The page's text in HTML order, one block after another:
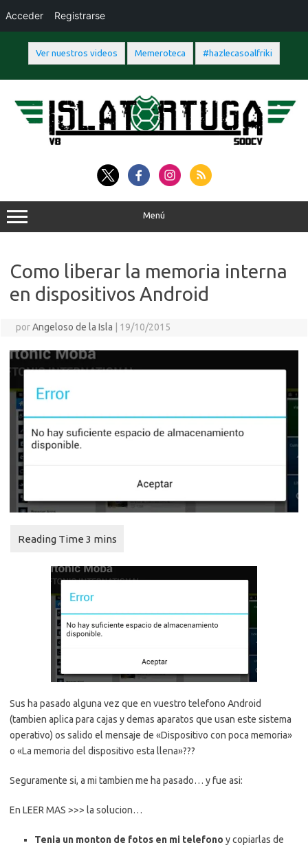
Ver nuestros videos Memeroteca #hazlecasoalfriki
contenido
Menú
Como liberar la memoria interna
en dispositivos Android
porAngeloso de la Isla 19/10/2015
Sus ha pasado alguna vez que en vuestro telefono Android
(tambien aplica para cajas y demas aparatos que usan este sistema
operativo) os salido el mensaje de «Dispositivo con poca memoria»
o «La memoria del dispositivo esta llena»???
Seguramente si, a mi tambien me ha pasado… y fue asi:
En LEER MAS >>> la solucion…
Tenia un monton de fotos en mi telefono y copiarlas de
Acceder Registrarse